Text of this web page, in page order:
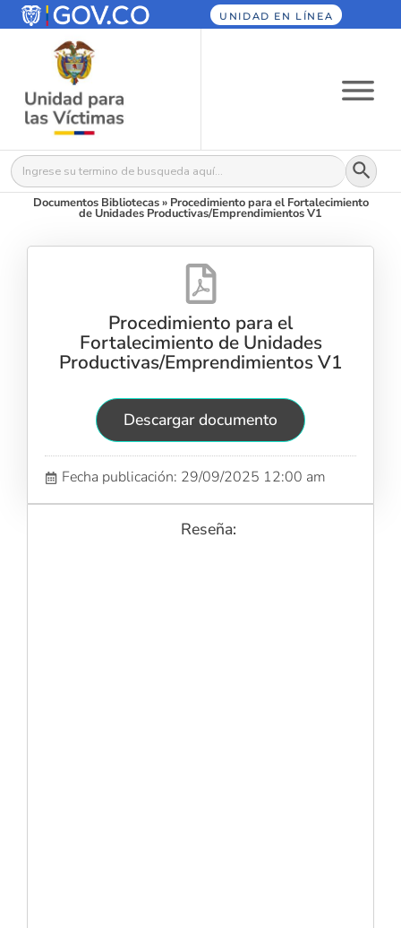
UNIDAD EN LÍNEA
Buscar: Botón
Documentos Bibliotecas» Procedimiento para el Fortalecimiento
de Unidades Productivas/Emprendimientos V1
Procedimiento para el
Fortalecimiento de Unidades
Productivas/Emprendimientos V1
Descargar documento
Fecha publicación: 29/09/2025 12:00 am
Reseña: